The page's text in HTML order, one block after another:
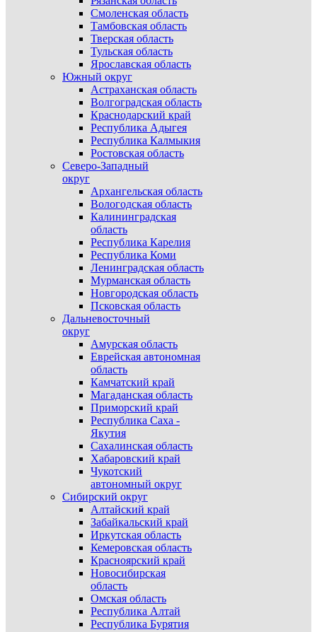
Смоленская область
Тамбовская область
Тверская область
Тульская область
Ярославская область
Южный округ
Астраханская область
Волгоградская область
Краснодарский край
Республика Адыгея
Республика Калмыкия
Ростовская область
Северо-Западный
округ
Архангельская область
Вологодская область
Калининградская
область
Республика Карелия
Республика Коми
Ленинградская область
Мурманская область
Новгородская область
Псковская область
Дальневосточный
округ
Амурская область
Еврейская автономная
область
Камчатский край
Магаданская область
Приморский край
Республика Саха -
Якутия
Сахалинская область
Хабаровский край
Чукотский
автономный округ
Сибирский округ
Алтайский край
Забайкальский край
Иркутская область
Кемеровская область
Красноярский край
Новосибирская
область
Омская область
Республика Алтай
Республика Бурятия